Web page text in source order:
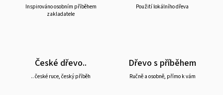
Inspirováno osobním příběhem
zakladatele
Použití lokálního dřeva
České dřevo..
.. české ruce, český příběh
Dřevo s příběhem
Ručně a osobně, přímo k vám